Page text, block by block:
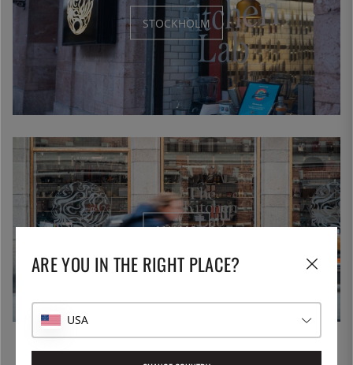
STOCKHOLM
MALMÖ
Varmt välkomna in till våra butiker i Stockholm och Malmö!
ARE YOU IN THE RIGHT PLACE?
USA